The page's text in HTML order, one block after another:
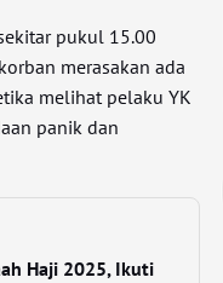
pukul 15.00
merasakan ada
melihat pelaku YK
panik dan
Haji 2025, Ikuti